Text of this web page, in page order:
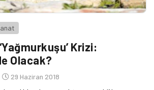
Krizi:
Olacak?
29 Haziran 2018